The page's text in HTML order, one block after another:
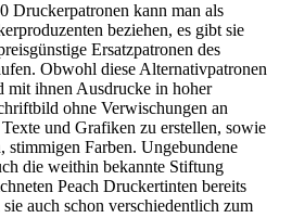
Druckerpatronen kann man als
beziehen, es gibt sie
Ersatzpatronen des
Obwohl diese Alternativpatronen
mit ihnen Ausdrucke in hoher
ohne Verwischungen an
und Grafiken zu erstellen, sowie
stimmigen Farben. Ungebundene
die weithin bekannte Stiftung
Peach Druckertinten bereits
auch schon verschiedentlich zum